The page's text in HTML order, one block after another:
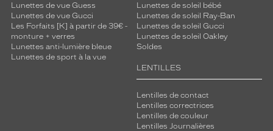
Lunettes de vue Guess
Lunettes de vue Gucci
Les Forfaits [K] à partir de 39€ -
monture + verres
Lunettes anti-lumière bleue
Lunettes de sport à la vue
Lunettes de soleil bébé
Lunettes de soleil Ray-Ban
Lunettes de soleil Gucci
Lunettes de soleil Oakley
Soldes
LENTILLES
Lentilles de contact
Lentilles correctrices
Lentilles de couleur
Lentilles Journalières